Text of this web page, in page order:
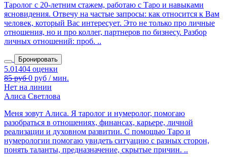
Таролог с 20‑летним стажем, работаю с Таро и навыками
ясновидения. Отвечу на частые запросы: как относится к Вам
человек, который Вас интересует. Это не только про личные
отношения, но и про коллег, партнеров по бизнесу. Разбор
личных отношений: проб. ..
Бронировать
Нет на линии
Алиса Светлова
Меня зовут Алиса. Я таролог и нумеролог, помогаю
разобраться в отношениях, финансах, карьере, личной
реализации и духовном развитии. С помощью Таро и
нумерологии помогаю увидеть ситуацию с разных сторон,
понять таланты, предназначение, скрытые причин. ..